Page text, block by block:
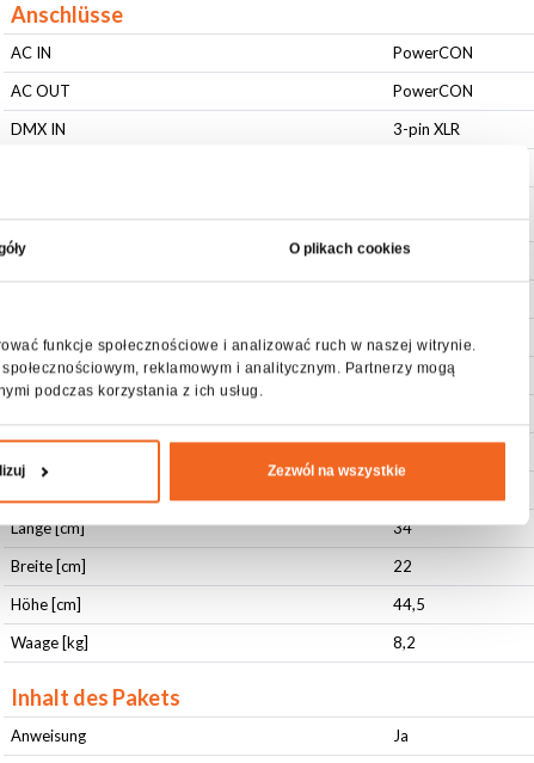
O plikach cookies
funkcje społecznościowe i analizować ruch w naszej witrynie.
reklamowym i analitycznym. Partnerzy mogą
podczas korzystania z ich usług.
Zezwól na wszystkie
Anschlüsse
AC IN
PowerCON
AC OUT
PowerCON
DMX IN
3-pin XLR
Physikalische Parameter
IP-Schutzstufe
IP20
Festsetzung
Befestigungsloch
Blockade (Pan)
Nein
Länge [cm]
34
Breite [cm]
22
Höhe [cm]
44,5
Waage [kg]
8,2
Inhalt des Pakets
Anweisung
Ja